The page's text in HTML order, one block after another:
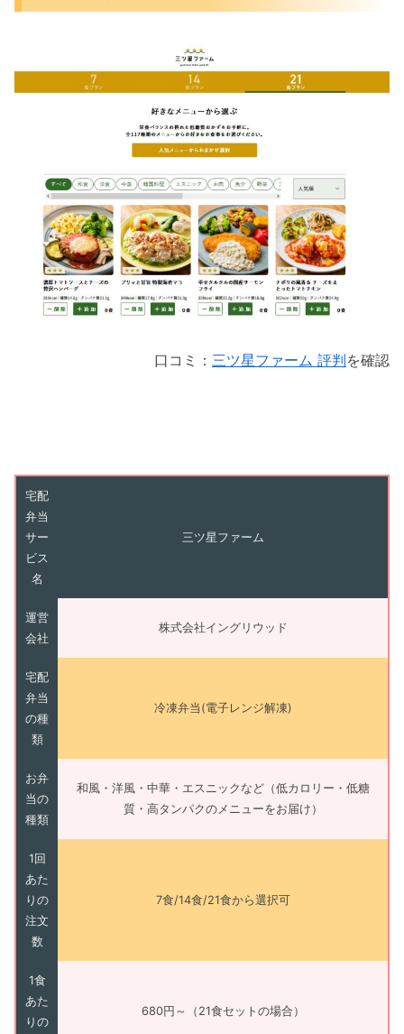
口コミ： 三ツ星ファーム 評判を確認
宅配
弁当
サー
ビス
名
三ツ星ファーム
運営
会社
株式会社イングリウッド
宅配
弁当
の種
類
冷凍弁当(電子レンジ解凍)
お弁
当の
種類
和風・洋風・中華・エスニックなど（低カロリー・低糖
質・高タンパクのメニューをお届け）
1回
あた
りの
注文
数
7食/14食/21食から選択可
1食
あた
りの
680円～（21食セットの場合）